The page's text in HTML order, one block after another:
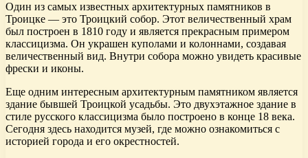
Один из самых известных архитектурных памятников в
Троицке — это Троицкий собор. Этот величественный храм
был построен в 1810 году и является прекрасным примером
классицизма. Он украшен куполами и колоннами, создавая
величественный вид. Внутри собора можно увидеть красивые
фрески и иконы.
Еще одним интересным архитектурным памятником является
здание бывшей Троицкой усадьбы. Это двухэтажное здание в
стиле русского классицизма было построено в конце 18 века.
Сегодня здесь находится музей, где можно ознакомиться с
историей города и его окрестностей.